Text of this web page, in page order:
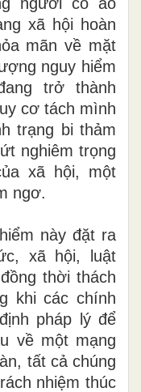
xã hội hoàn
mãn về mặt
nguy hiểm
trở thành
cơ tách mình
trạng bi thảm
nghiêm trọng
xã hội, một
ngơ.
này đặt ra
xã hội, luật
thời thách
khi các chính
pháp lý để
về một mạng
tất cả chúng
nhiệm thúc